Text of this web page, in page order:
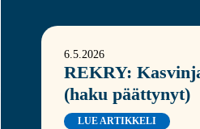
6.5.2026
REKRY:
(haku päättynyt)
LUE ARTIKKELI